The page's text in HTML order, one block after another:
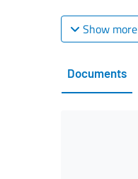
Show more
Documents